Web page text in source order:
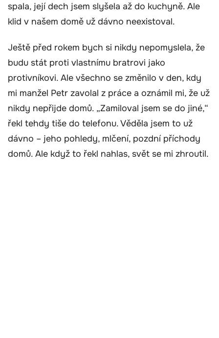
spala, její dech jsem slyšela až do kuchyně. Ale
klid v našem domě už dávno neexistoval.
Ještě před rokem bych si nikdy nepomyslela, že
budu stát proti vlastnímu bratrovi jako
protivníkovi. Ale všechno se změnilo v den, kdy
mi manžel Petr zavolal z práce a oznámil mi, že už
nikdy nepřijde domů. „Zamiloval jsem se do jiné,“
řekl tehdy tiše do telefonu. Věděla jsem to už
dávno – jeho pohledy, mlčení, pozdní příchody
domů. Ale když to řekl nahlas, svět se mi zhroutil.